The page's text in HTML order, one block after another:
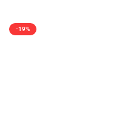
-19%